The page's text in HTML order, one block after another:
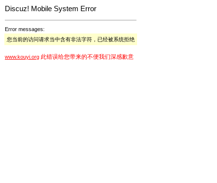
Discuz! Mobile System Error
Error messages:
您当前的访问请求当中含有非法字符，已经被系统拒绝
www.kouyi.org 此错误给您带来的不便我们深感歉意